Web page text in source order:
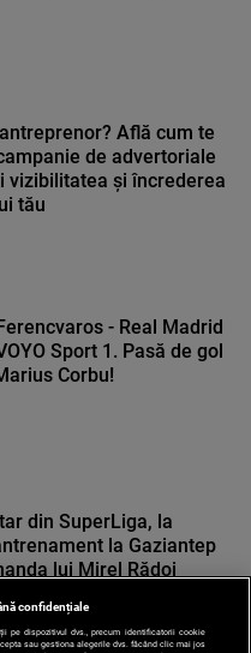
Află cum te
de advertoriale
vizibilitatea și încrederea
tău
- Real Madrid
Sport 1. Pasă de gol
Corbu!
din SuperLiga, la
la Gaziantep
lui Mirel Rădoi
confidențiale
pe dispozitivul dvs., precum identificatorii cookie
sau gestiona alegerile dvs. făcând clic mai jos